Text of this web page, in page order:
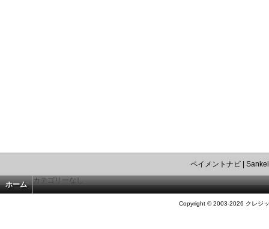
ペイメントナビ|
ホーム カテゴリーなし
Copyright © 2003-2026 クレジ